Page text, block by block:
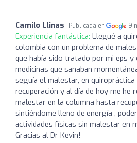
Camilo Llinas Publicada en 9
Experiencia fantástica: Llegué a
colombia con un problema de
que había sido tratado por mi eps y
medicinas que sanaban
seguía el malestar, en
recuperación y al día de hoy me he
malestar en la columna hasta
sintiéndome lleno de energía ,
actividades físicas sin malestar en
Gracias al Dr Kevin!